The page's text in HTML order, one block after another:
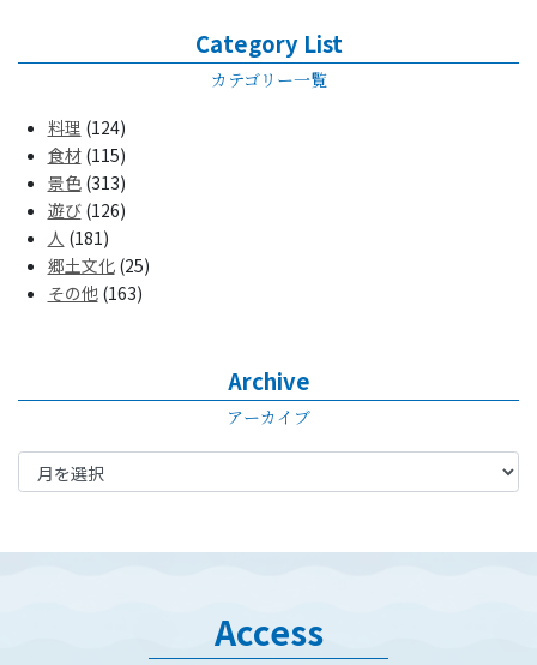
Category List
カテゴリー一覧
料理 (124)
食材(115)
景色(313)
遊び(126)
人 (181)
郷土文化(25)
その他(163)
Archive
アーカイブ
Access